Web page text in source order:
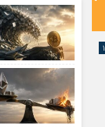
رمز عبور
مرا به خاطر بسپار
صنعت خودرو
گردشگری و هنر